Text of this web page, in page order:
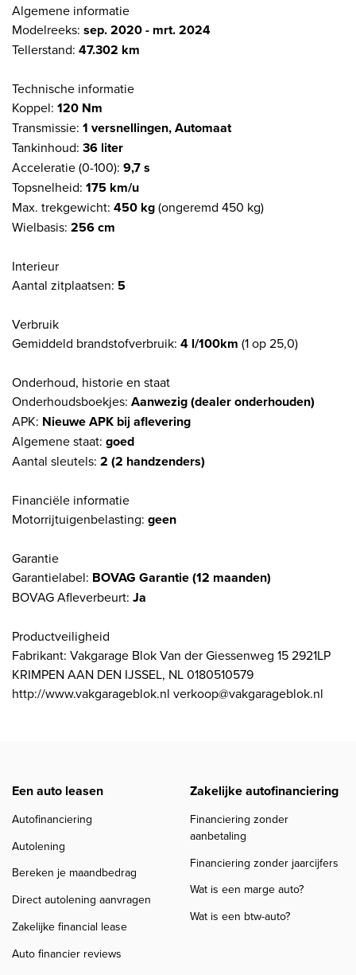
Algemene informatie
Modelreeks: sep. 2020 - mrt. 2024
Tellerstand: 47.302 km
Technische informatie
Koppel: 120 Nm
Transmissie: 1 versnellingen, Automaat
Tankinhoud: 36 liter
Acceleratie (0-100): 9,7 s
Topsnelheid: 175 km/u
Max. trekgewicht: 450 kg(ongeremd 450 kg)
Wielbasis: 256 cm
Interieur
Aantal zitplaatsen: 5
Verbruik
Gemiddeld brandstofverbruik: 4 l/100km (1 op 25,0)
Onderhoud, historie en staat
Onderhoudsboekjes: Aanwezig (dealer onderhouden)
APK: Nieuwe APK bij aflevering
Algemene staat: goed
Aantal sleutels: 2 (2 handzenders)
Financiële informatie
Motorrijtuigenbelasting: geen
Garantie
Garantielabel: BOVAG Garantie (12 maanden)
BOVAG Afleverbeurt: Ja
Productveiligheid
Fabrikant: Vakgarage Blok Van der Giessenweg 15 2921LP
KRIMPEN AAN DEN IJSSEL, NL 0180510579
http://www.vakgarageblok.nl verkoop@vakgarageblok.nl
Een auto leasen
Autofinanciering
Autolening
Bereken je maandbedrag
Direct autolening aanvragen
Zakelijke financial lease
Auto financier reviews
Zakelijke autofinanciering
Financiering zonder
aanbetaling
Financiering zonder jaarcijfers
Wat is een marge auto?
Wat is een btw-auto?